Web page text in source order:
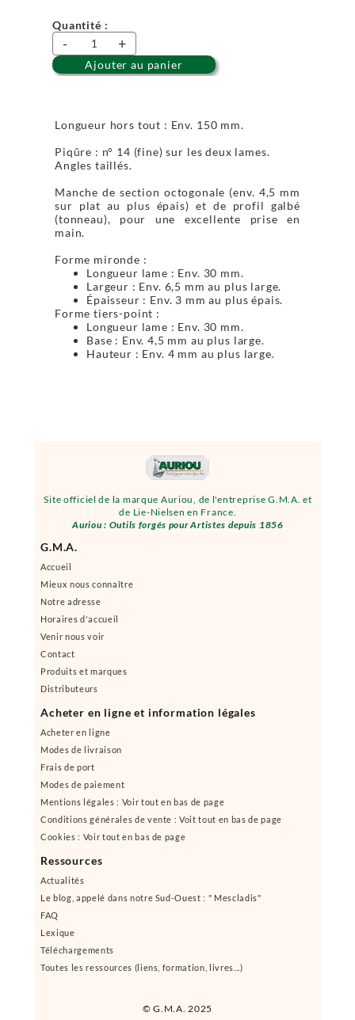
© G.M.A. 2025
Site officiel de la marque Auriou, de l'entreprise G.M.A. et
de Lie-Nielsen en France.
Auriou : Outils forgés pour Artistes depuis 1856
G.M.A.
Accueil
Mieux nous connaître
Notre adresse
Horaires d'accueil
Venir nous voir
Contact
Produits et marques
Distributeurs
Acheter en ligne et information légales
Acheter en ligne
Modes de livraison
Frais de port
Modes de paiement
Mentions légales : Voir tout en bas de page
Conditions générales de vente : Voit tout en bas de page
Cookies : Voir tout en bas de page
Ressources
Actualités
Le blog, appelé dans notre Sud-Ouest : " Mescladis"
FAQ
Lexique
Téléchargements
Toutes les ressources (liens, formation, livres...)
Quantité :
- +
Ajouter au panier
Longueur hors tout : Env. 150 mm.
Piqûre : n° 14 (fine) sur les deux lames.
Angles taillés.
Manche de section octogonale (env. 4,5 mm
sur plat au plus épais) et de profil galbé
(tonneau), pour une excellente prise en
main.
Forme mironde :
Longueur lame : Env. 30 mm.
Largeur : Env. 6,5 mm au plus large.
Épaisseur : Env. 3 mm au plus épais.
Forme tiers-point :
Longueur lame : Env. 30 mm.
Base : Env. 4,5 mm au plus large.
Hauteur : Env. 4 mm au plus large.